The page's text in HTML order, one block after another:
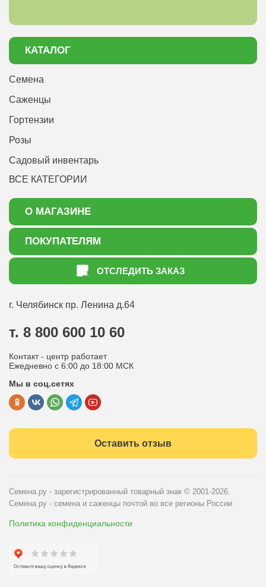
КАТАЛОГ
Семена
Саженцы
Гортензии
Розы
Садовый инвентарь
ВСЕ КАТЕГОРИИ
О МАГАЗИНЕ
О нас
Акции
ПОКУПАТЕЛЯМ
Как оформить заказ
Статьи садоводу
Оптовым покупателям
Политика конфиденциальности
Публичная оферта
ОТСЛЕДИТЬ ЗАКАЗ
г. Челябинск пр. Ленина д.64
т. 8 800 600 10 60
Контакт - центр работает
Ежедневно с 6:00 до 18:00 МСК
Мы в соц.сетях
Оставить отзыв
Семена.ру - зарегистрированный товарный знак © 2001-2026.
Семена.ру - семена и саженцы почтой во все регионы России
Политика конфиденциальности